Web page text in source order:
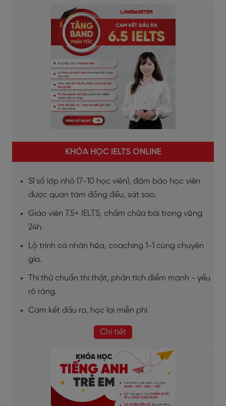
KHÓA HỌC IELTS ONLINE
Sĩ số lớp nhỏ (7-10 học viên), đảm bảo học viên
được quan tâm đồng đều, sát sao.
Giáo viên 7.5+ IELTS, chấm chữa bài trong vòng
24h.
Lộ trình cá nhân hóa, coaching 1-1 cùng chuyên
gia.
Thi thử chuẩn thi thật, phân tích điểm mạnh - yếu
rõ ràng.
Cam kết đầu ra, học lại miễn phí.
Chi tiết